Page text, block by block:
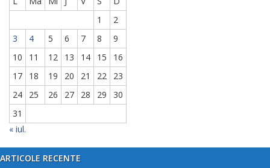
1
2
3
4 5 6 7 8
9
10
11 12 13 14 15
16
17
18 19 20 21 22
23
24
25 26 27 28 29
30
31
« iul.
ARTICOLE RECENTE